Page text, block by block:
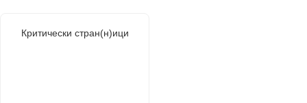
Критически стран(н)ици